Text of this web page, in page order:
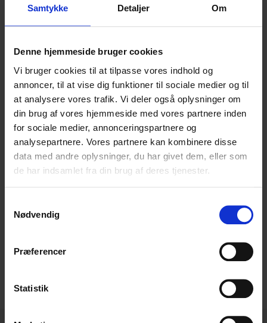
Samtykke Detaljer Om
Denne hjemmeside bruger cookies
Vi bruger cookies til at tilpasse vores indhold og
annoncer, til at vise dig funktioner til sociale medier og til
at analysere vores trafik. Vi deler også oplysninger om
din brug af vores hjemmeside med vores partnere inden
for sociale medier, annonceringspartnere og
analysepartnere. Vores partnere kan kombinere disse
data med andre oplysninger, du har givet dem, eller som
de har indsamlet fra din brug af deres tjenester.
Nødvendig
Præferencer
Statistik
krav om dokumentation af korrekt affaldssortering og
miljøbeskyttelse har særligt fokus.
Udover disse krav kan man med fordel følge
vejledningerne til Den Frivillige Bæredygtighedsklasse
(FBK). Selvom testperioden for FBK er afsluttet, er der
stadig gode vejledninger, der fokuserer på minimering af
maskinernes brændstofforbrug og elforbruget på
byggepladsen.
Som bygherrerådgiver og DGNB Auditor på projektet er
Frederikshavn for at sikre en god proces og samtidig